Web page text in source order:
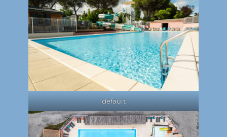
default